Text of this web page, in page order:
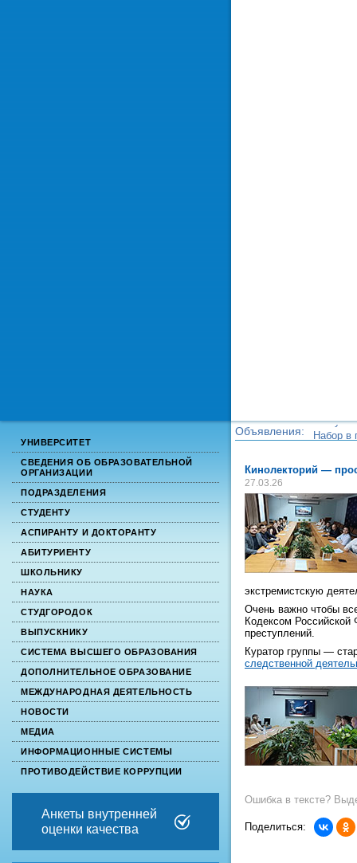
УНИВЕРСИТЕТ
СВЕДЕНИЯ ОБ ОБРАЗОВАТЕЛЬНОЙ
ОРГАНИЗАЦИИ
ПОДРАЗДЕЛЕНИЯ
СТУДЕНТУ
АСПИРАНТУ И ДОКТОРАНТУ
АБИТУРИЕНТУ
ШКОЛЬНИКУ
НАУКА
СТУДГОРОДОК
ВЫПУСКНИКУ
СИСТЕМА ВЫСШЕГО ОБРАЗОВАНИЯ
ДОПОЛНИТЕЛЬНОЕ ОБРАЗОВАНИЕ
МЕЖДУНАРОДНАЯ ДЕЯТЕЛЬНОСТЬ
НОВОСТИ
МЕДИА
ИНФОРМАЦИОННЫЕ СИСТЕМЫ
ПРОТИВОДЕЙСТВИЕ КОРРУПЦИИ
Анкеты внутренней
оценки качества
Объявления:
Набор в
Кинолекторий —
27.03.26
экстремистскую
Очень важно чтобы
Кодексом Российской
преступлений.
Куратор группы —
следственной
Ошибка в тексте?
Поделиться: